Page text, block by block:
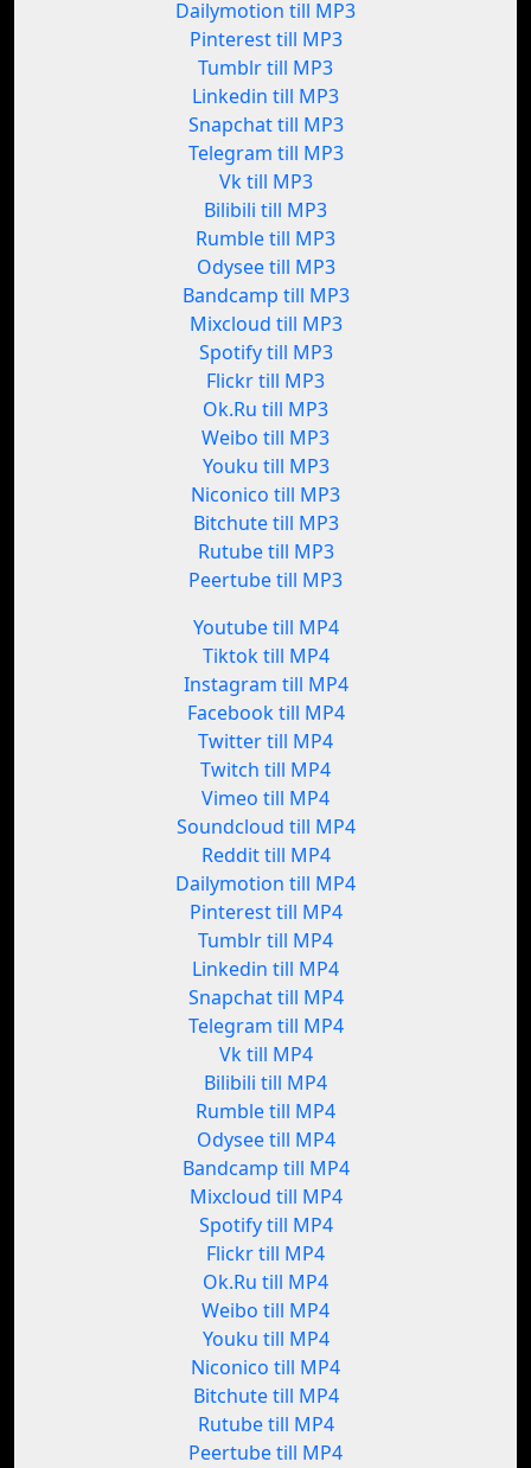
Dailymotion till MP3
Pinterest till MP3
Tumblr till MP3
Linkedin till MP3
Snapchat till MP3
Telegram till MP3
Vk till MP3
Bilibili till MP3
Rumble till MP3
Odysee till MP3
Bandcamp till MP3
Mixcloud till MP3
Spotify till MP3
Flickr till MP3
Ok.Ru till MP3
Weibo till MP3
Youku till MP3
Niconico till MP3
Bitchute till MP3
Rutube till MP3
Peertube till MP3
Youtube till MP4
Tiktok till MP4
Instagram till MP4
Facebook till MP4
Twitter till MP4
Twitch till MP4
Vimeo till MP4
Soundcloud till MP4
Reddit till MP4
Dailymotion till MP4
Pinterest till MP4
Tumblr till MP4
Linkedin till MP4
Snapchat till MP4
Telegram till MP4
Vk till MP4
Bilibili till MP4
Rumble till MP4
Odysee till MP4
Bandcamp till MP4
Mixcloud till MP4
Spotify till MP4
Flickr till MP4
Ok.Ru till MP4
Weibo till MP4
Youku till MP4
Niconico till MP4
Bitchute till MP4
Rutube till MP4
Peertube till MP4